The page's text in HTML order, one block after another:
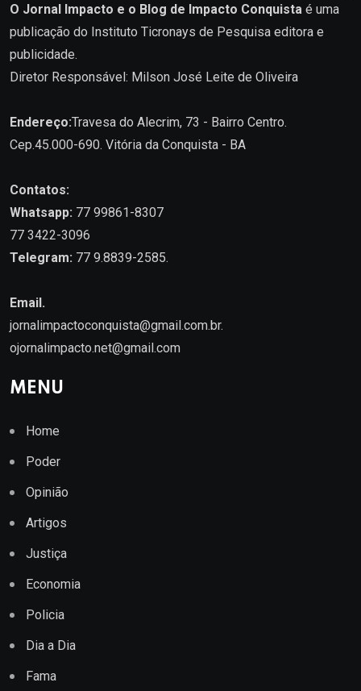
O Jornal Impacto e o Blog de Impacto Conquista é uma
publicação do Instituto Ticronays de Pesquisa editora e
publicidade.
Diretor Responsável: Milson José Leite de Oliveira
Endereço:Travesa do Alecrim, 73 - Bairro Centro.
Cep.45.000-690. Vitória da Conquista - BA
Contatos:
Whatsapp: 77 99861-8307
77 3422-3096
Telegram: 77 9.8839-2585.
Email.
jornalimpactoconquista@gmail.com.br.
ojornalimpacto.net@gmail.com
MENU
Home
Poder
Opinião
Artigos
Justiça
Economia
Policia
Dia a Dia
Fama